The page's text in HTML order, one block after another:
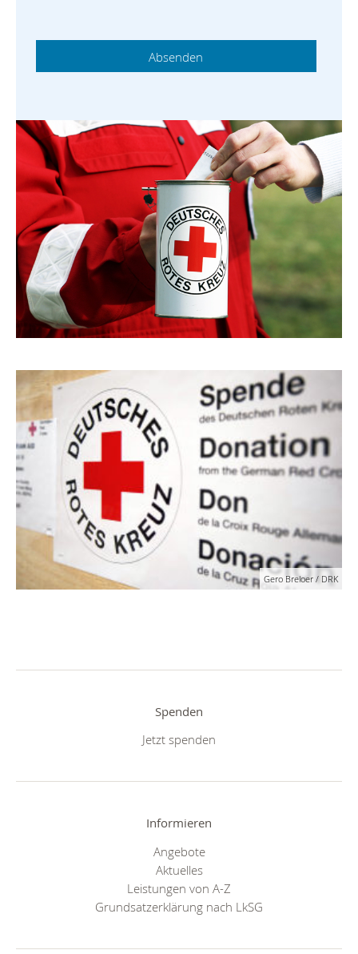
Gero Breloer / DRK
Spenden
Jetzt spenden
Informieren
Angebote
Aktuelles
Leistungen von A-Z
Grundsatzerklärung nach LkSG